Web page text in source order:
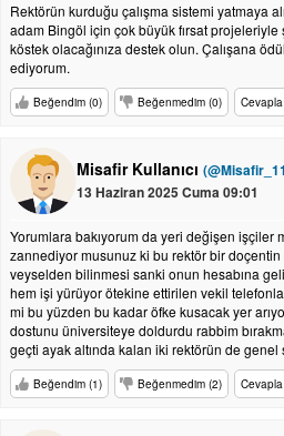
Rektörün kurduğu çalışma sistemi yatmaya
adam Bingöl için çok büyük fırsat projeleriyle
köstek olacağınıza destek olun. Çalışana
ediyorum.
Beğendim (0) Beğenmedim (0) Cevapla
Misafir Kullanıcı
13 Haziran 2025 Cuma 09:01
Yorumlara bakıyorum da yeri değişen işçiler
zannediyor musunuz ki bu rektör bir doçentin
veyselden bilinmesi sanki onun hesabına
hem işi yürüyor ötekine ettirilen vekil
mi bu yüzden bu kadar öfke kusacak yer
dostunu üniversiteye doldurdu rabbim
geçti ayak altında kalan iki rektörün de
Beğendim (1) Beğenmedim (2) Cevapla